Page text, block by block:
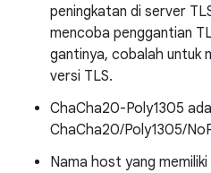
peningkatan di server
mencoba penggantian
gantinya, cobalah untuk
versi TLS.
ChaCha20-Poly1305
ChaCha20/Poly1305/
Nama host yang